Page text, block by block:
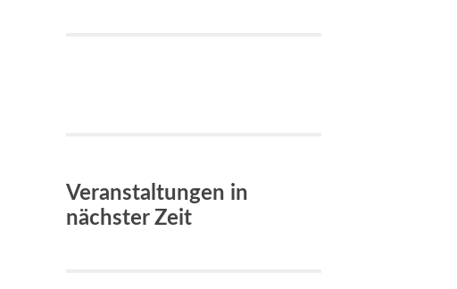
Veranstaltungen in
nächster Zeit